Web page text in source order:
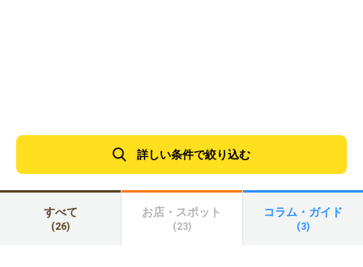
詳しい条件で絞り込む
すべて
(26)
お店・スポット
(23)
コラム・ガイド
(3)